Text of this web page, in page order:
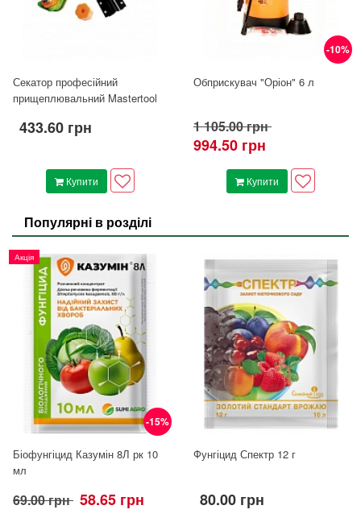
Секатор професійний
прищеплювальний Mastertool
433.60 грн
Купити
-10%
Обприскувач "Оріон" 6 л
1 105.00 грн
994.50 грн
Купити
Популярні в розділі
-15%
Акція
Біофунгіцид Казумін 8Л рк 10
мл
69.00 грн 58.65 грн
Фунгіцид Спектр 12 г
80.00 грн